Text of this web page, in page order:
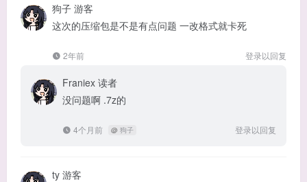
狗子 游客
这次的压缩包是不是有点问题 一改格式就卡死
2年前 登录以回复
Franiex 读者
没问题啊 .7z的
4个月前 @ 狗子 登录以回复
ty 游客